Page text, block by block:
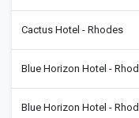
Cactus Hotel - Rhodes
Blue Horizon Hotel -
Blue Horizon Hotel -